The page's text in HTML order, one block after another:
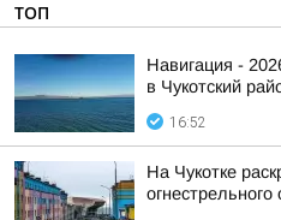
ТОП
Навигация -
в Чукотский
16:52
На Чукотке
огнестрельного